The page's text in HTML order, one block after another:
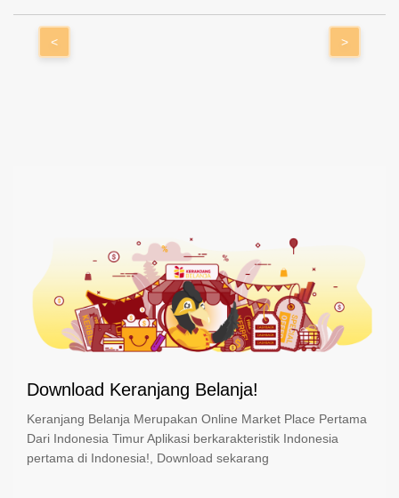
< >
Download Keranjang Belanja!
Keranjang Belanja Merupakan Online Market Place Pertama
Dari Indonesia Timur Aplikasi berkarakteristik Indonesia
pertama di Indonesia!, Download sekarang